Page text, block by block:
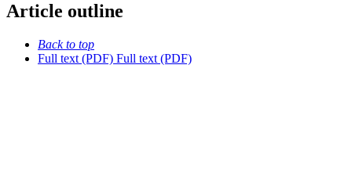
Article outline
Back to top
Full text (PDF) Full text (PDF)